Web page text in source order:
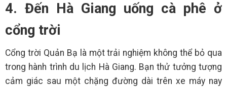
4. Đến Hà Giang uống cà phê ở
cổng trời
Cổng trời Quản Bạ là một trải nghiệm không thể bỏ qua
trong hành trình du lịch Hà Giang. Bạn thử tưởng tượng
cảm giác sau một chặng đường dài trên xe máy nay